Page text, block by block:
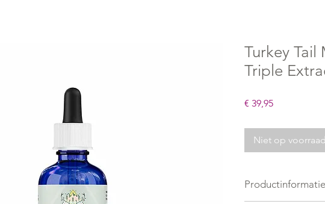
Turkey Tail
Triple
€ 39,95Prijs
Niet op voorraad
Productinformatie